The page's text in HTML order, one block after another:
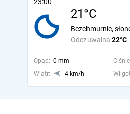
21°C
Odczuwalna 22°C
Bezchmurnie,
Opad: 0 mm
Wiatr:
4 km/h